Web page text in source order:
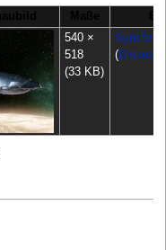
540 ×
518
(33 KB)
SymTec
(